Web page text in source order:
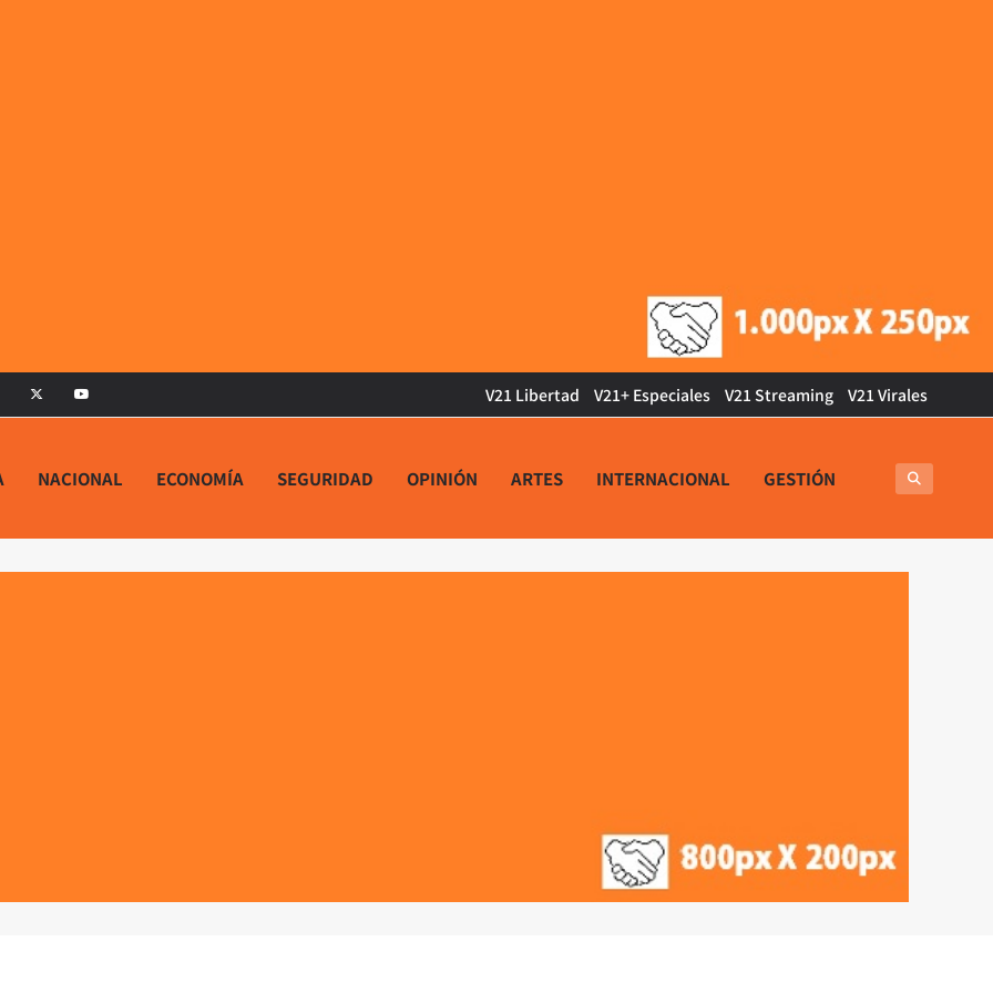
V21 Libertad V21+ Especiales V21 Streaming V21 Virales
NACIONAL ECONOMÍA SEGURIDAD OPINIÓN ARTES INTERNACIONAL GESTIÓN